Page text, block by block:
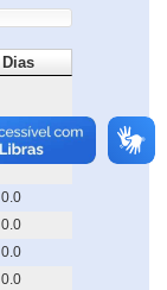
Dias
0.0
0.0
0.0
0.0
0.0